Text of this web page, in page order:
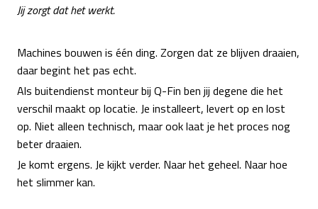
Jij zorgt dat het werkt.
Machines bouwen is één ding. Zorgen dat ze blijven draaien,
daar begint het pas echt.
Als buitendienst monteur bij Q-Fin ben jij degene die het
verschil maakt op locatie. Je installeert, levert op en lost
op. Niet alleen technisch, maar ook laat je het proces nog
beter draaien.
Je komt ergens. Je kijkt verder. Naar het geheel. Naar hoe
het slimmer kan.